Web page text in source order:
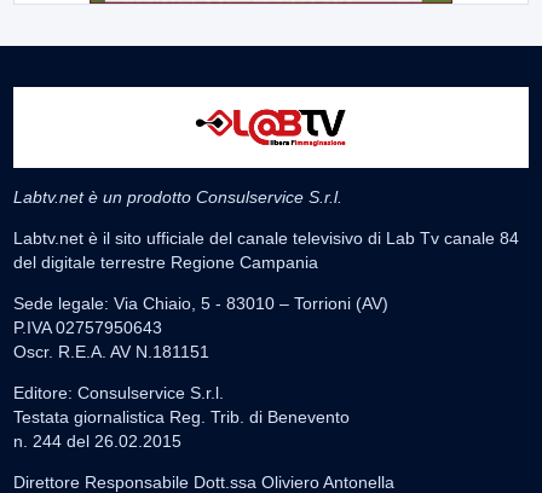
Labtv.net è un prodotto Consulservice S.r.l.
Labtv.net è il sito ufficiale del canale televisivo di Lab Tv canale 84
del digitale terrestre Regione Campania
Sede legale: Via Chiaio, 5 - 83010 – Torrioni (AV)
P.IVA 02757950643
Oscr. R.E.A. AV N.181151
Editore: Consulservice S.r.l.
Testata giornalistica Reg. Trib. di Benevento
n. 244 del 26.02.2015
Direttore Responsabile Dott.ssa Oliviero Antonella